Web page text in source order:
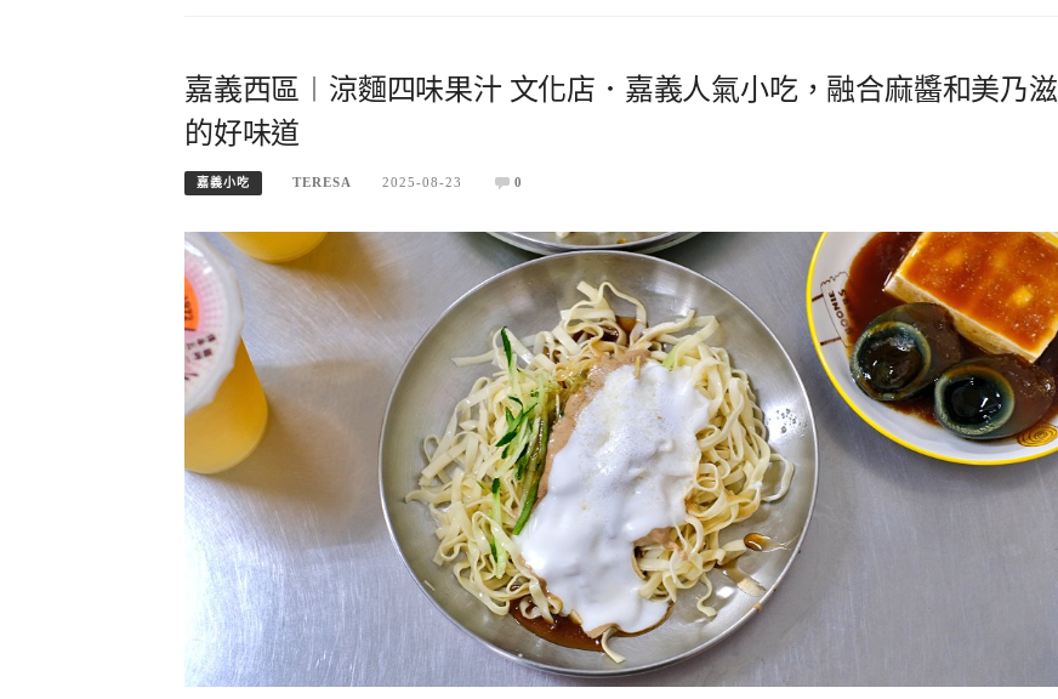
嘉義西區︱涼麵四味果汁 文化店．嘉義人氣小吃，融合麻醬和美乃滋
的好味道
嘉義小吃 TERESA 2025-08-23 0